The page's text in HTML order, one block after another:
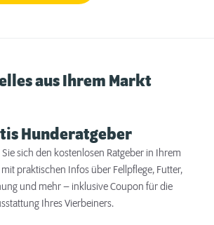
aus Ihrem Markt
Hunderatgeber
Sie sich den kostenlosen Ratgeber in Ihrem
mit praktischen Infos über Fellpflege, Futter,
und mehr – inklusive Coupon für die
Ihres Vierbeiners.